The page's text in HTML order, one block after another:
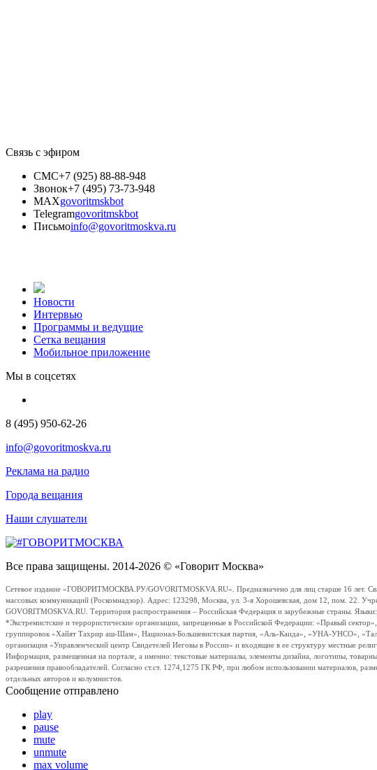
Связь с эфиром
СМС+7 (925) 88-88-948
Звонок+7 (495) 73-73-948
MAXgovoritmskbot
Telegramgovoritmskbot
Письмоinfo@govoritmoskva.ru
Новости
Интервью
Программы и ведущие
Сетка вещания
Мобильное приложение
Мы в соцсетях
8 (495) 950-62-26
info@govoritmoskva.ru
Реклама на радио
Города вещания
Наши слушатели
Все права защищены. 2014-2026 © «Говорит Москва»
Сетевое издание «ГОВОРИТМОСКВА.РУ/GOVORITMOSKVA.RU». Предназначено для лиц старше 16 лет.
массовых коммуникаций (Роскомнадзор). Адрес: 123298, Москва, ул. 3-я Хорошевская, дом 12, пом. 22.
GOVORITMOSKVA.RU. Территория распространения – Российская Федерация и зарубежные страны.
*Экстремистские и террористические организации, запрещенные в Российской Федерации: «Правый
группировок «Хайят Тахрир аш-Шам», Национал-Большевистская партия, «Аль-Каида», «УНА-УНСО»,
организация «Управленческий центр Свидетелей Иеговы в России» и входящие в ее структуру местные
Информация, размещенная на портале, а именно: текстовые материалы, элементы дизайна, логотипы,
разрешения правообладателей. Согласно ст.ст. 1274,1275 ГК РФ, при любом использовании материалов,
отдельных авторов и колумнистов.
Сообщение отправлено
play
pause
mute
unmute
max volume